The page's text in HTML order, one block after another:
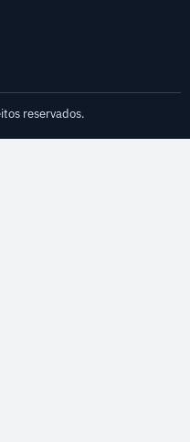
reservados.